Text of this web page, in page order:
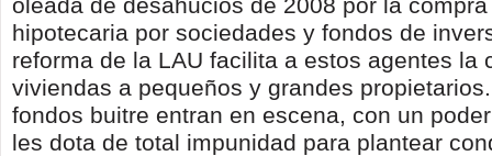
hipotecaria por sociedades y fondos de
reforma de la LAU facilita a estos agentes la
viviendas a pequeños y grandes
fondos buitre entran en escena, con un
les dota de total impunidad para plantear